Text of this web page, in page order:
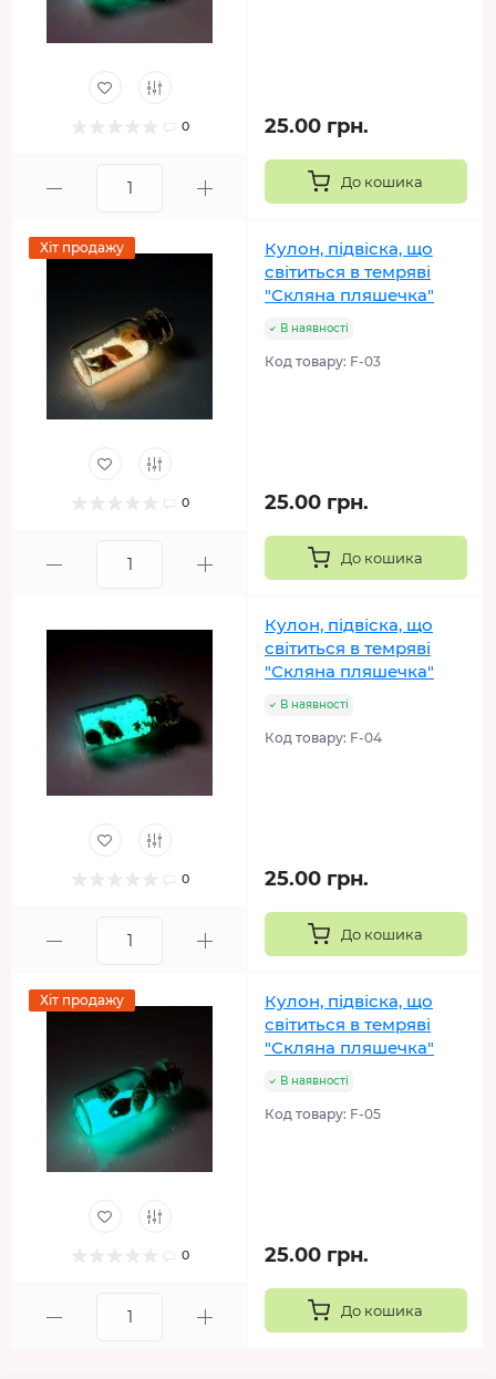
0 25.00 грн.
До кошика
Хіт продажу
0
Кулон, підвіска, що
світиться в темряві
"Скляна пляшечка"
В наявності
Код товару: F-03
25.00 грн.
До кошика
0
Кулон, підвіска, що
світиться в темряві
"Скляна пляшечка"
В наявності
Код товару: F-04
25.00 грн.
До кошика
Хіт продажу
0
Кулон, підвіска, що
світиться в темряві
"Скляна пляшечка"
В наявності
Код товару: F-05
25.00 грн.
До кошика